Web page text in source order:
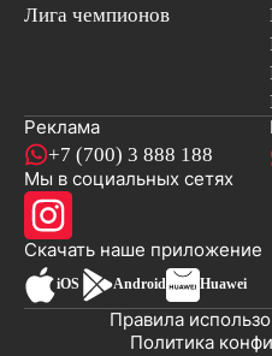
Лига чемпионов
Реклама
+7 (700) 3 888 188
Мы в социальных сетях
Скачать наше приложение
iOS Android Huawei
Политика
Правила